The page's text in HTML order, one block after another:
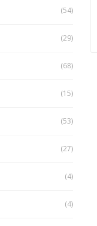
(54)
(29)
(68)
(15)
(53)
(27)
(4)
(4)